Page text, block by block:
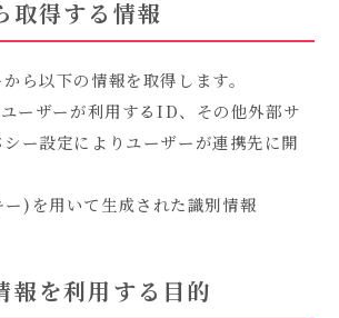
取得する情報
ら以下の情報を取得します。
ーザーが利用するID、その他外部サ
ー設定によりユーザーが連携先に開
)を用いて生成された識別情報
報を利用する目的